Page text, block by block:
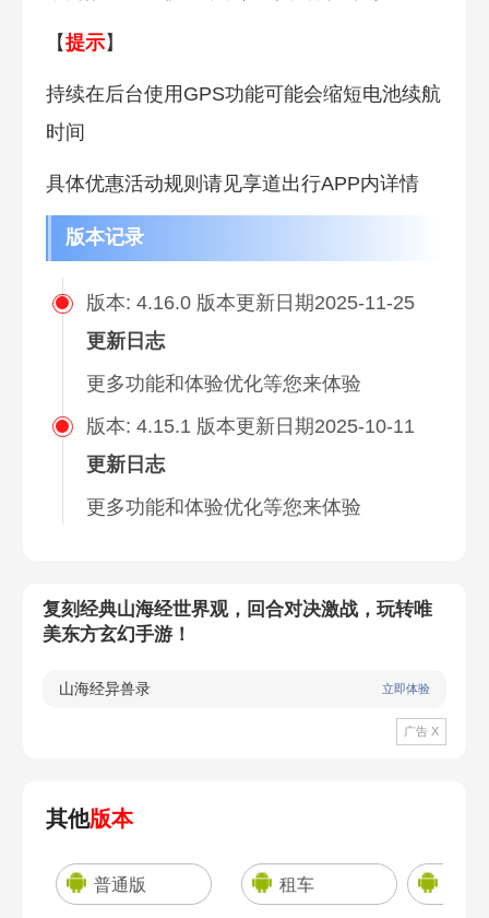
【提示】
持续在后台使用GPS功能可能会缩短电池续航
时间
具体优惠活动规则请见享道出行APP内详情
版本记录
版本: 4.16.0 版本更新日期2025-11-25
更新日志
版本: 4.15.1 版本更新日期2025-10-11
更新日志
复刻经典山海经世界观，回合对决激战，玩转唯
美东方玄幻手游！
山海经异兽录 立即体验
广告 X
其他版本
普通版 租车